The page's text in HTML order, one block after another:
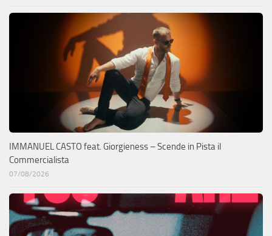
IMMANUEL CASTO feat. Giorgieness – Scende in Pista il
Commercialista
07/08/2026